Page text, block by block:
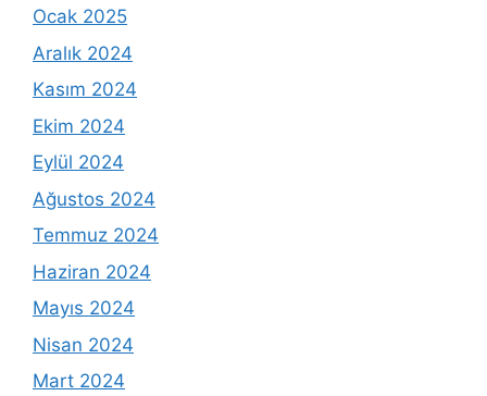
Ocak 2025
Aralık 2024
Kasım 2024
Ekim 2024
Eylül 2024
Ağustos 2024
Temmuz 2024
Haziran 2024
Mayıs 2024
Nisan 2024
Mart 2024